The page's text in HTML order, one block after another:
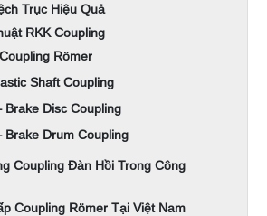
Trục Hiệu Quả
RKK Coupling
Römer
Shaft Coupling
Brake Disc Coupling
Brake Drum Coupling
Coupling Đàn Hồi Trong Công
Coupling Römer Tại Việt Nam